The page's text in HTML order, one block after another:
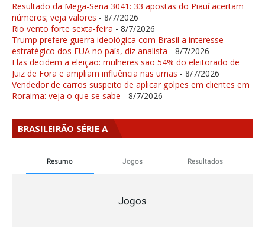
Resultado da Mega-Sena 3041: 33 apostas do Piauí acertam
números; veja valores - 8/7/2026
Rio vento forte sexta-feira - 8/7/2026
Trump prefere guerra ideológica com Brasil a interesse
estratégico dos EUA no país, diz analista - 8/7/2026
Elas decidem a eleição: mulheres são 54% do eleitorado de
Juiz de Fora e ampliam influência nas urnas - 8/7/2026
Vendedor de carros suspeito de aplicar golpes em clientes em
Roraima: veja o que se sabe - 8/7/2026
BRASILEIRÃO SÉRIE A
Resumo Jogos Resultados
Jogos